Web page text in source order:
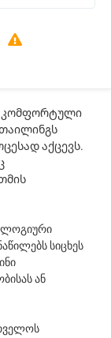
კომფორტული
აქცევს.
სიცხეს
ან